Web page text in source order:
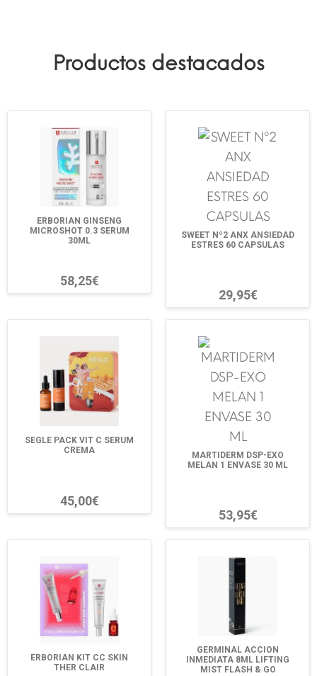
Productos destacados
ERBORIAN GINSENG
MICROSHOT 0.3 SERUM
30ML
58,25€
SWEET Nº2 ANX ANSIEDAD
ESTRES 60 CAPSULAS
29,95€
SEGLE PACK VIT C SERUM
CREMA
45,00€
MARTIDERM DSP-EXO
MELAN 1 ENVASE 30 ML
53,95€
ERBORIAN KIT CC SKIN
THER CLAIR
GERMINAL ACCION
INMEDIATA 8ML LIFTING
MIST FLASH & GO